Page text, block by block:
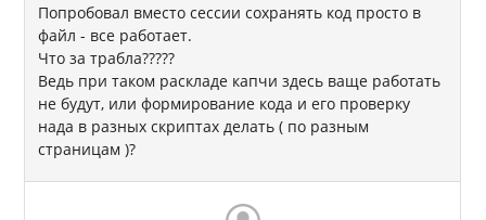
Попробовал вместо сессии сохранять код просто в
файл - все работает.
Что за трабла?????
Ведь при таком раскладе капчи здесь ваще работать
не будут, или формирование кода и его проверку
нада в разных скриптах делать ( по разным
страницам )?